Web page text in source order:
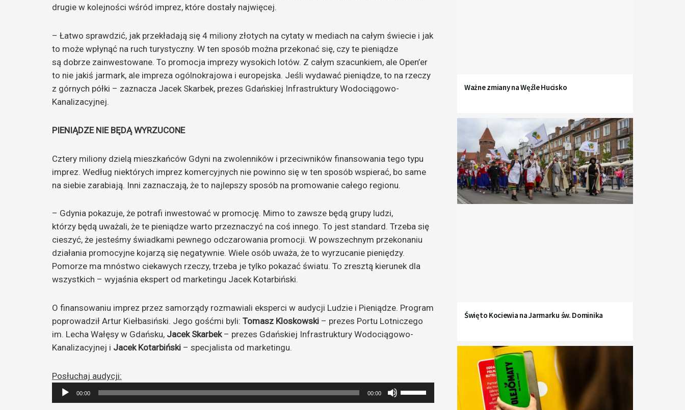
drugie w kolejności wśród imprez, które dostały najwięcej.
– Łatwo sprawdzić, jak przekładają się 4 miliony złotych na cytaty w mediach na całym świecie i jak
to może wpłynąć na ruch turystyczny. W ten sposób można przekonać się, czy te pieniądze
są dobrze zainwestowane. To promocja imprezy wysokich lotów. Z całym szacunkiem, ale Open’er
to nie jakiś jarmark, ale impreza ogólnokrajowa i europejska. Jeśli wydawać pieniądze, to na rzeczy
z górnych półki – zaznacza Jacek Skarbek, prezes Gdańskiej Infrastruktury Wodociągowo-
Kanalizacyjnej.
PIENIĄDZE NIE BĘDĄ WYRZUCONE
Cztery miliony dzielą mieszkańców Gdyni na zwolenników i przeciwników finansowania tego typu
imprez. Według niektórych imprez komercyjnych nie powinno się w ten sposób wspierać, bo same
na siebie zarabiają. Inni zaznaczają, że to najlepszy sposób na promowanie całego regionu.
– Gdynia pokazuje, że potrafi inwestować w promocję. Mimo to zawsze będą grupy ludzi,
którzy będą uważali, że te pieniądze warto przeznaczyć na coś innego. To jest standard. Trzeba się
cieszyć, że jesteśmy świadkami pewnego odczarowania promocji. W powszechnym przekonaniu
działania promocyjne kojarzą się negatywnie. Wiele osób uważa, że to wyrzucanie pieniędzy.
Pomorze ma mnóstwo ciekawych rzeczy, trzeba je tylko pokazać światu. To zresztą kierunek dla
wszystkich – wyjaśnia ekspert od marketingu Jacek Kotarbiński.
O finansowaniu imprez przez samorządy rozmawiali eksperci w audycji Ludzie i Pieniądze. Program
poprowadził Artur Kiełbasiński. Jego gośćmi byli: Tomasz Kloskowski – prezes Portu Lotniczego
im. Lecha Wałęsy w Gdańsku, Jacek Skarbek– prezes Gdańskiej Infrastruktury Wodociągowo-
Kanalizacyjnej i Jacek Kotarbiński – specjalista od marketingu.
Posłuchaj audycji:
Odtwarzacz
plików
00:00 00:00
strzałek
Ważne zmiany na Węźle Hucisko
Święto Kociewia na Jarmarku św. Dominika